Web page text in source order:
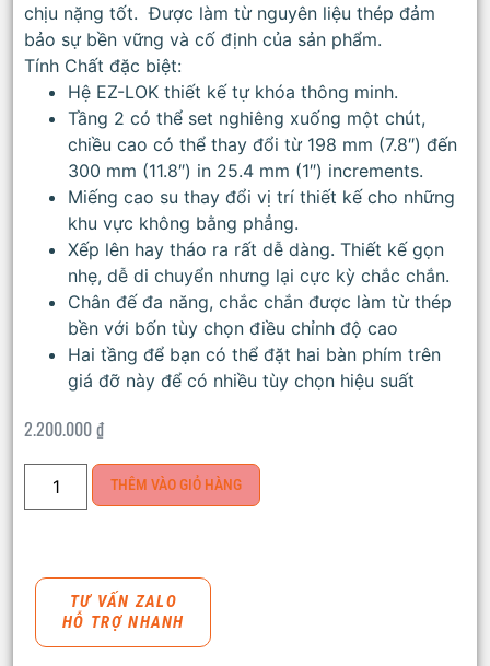
chịu nặng tốt. Được làm từ nguyên liệu thép đảm
bảo sự bền vững và cố định của sản phẩm.
Tính Chất đặc biệt:
Hệ EZ-LOK thiết kế tự khóa thông minh.
Tầng 2 có thể set nghiêng xuống một chút,
chiều cao có thể thay đổi từ 198 mm (7.8″) đến
300 mm (11.8″) in 25.4 mm (1″) increments.
Miếng cao su thay đổi vị trí thiết kế cho những
khu vực không bằng phẳng.
Xếp lên hay tháo ra rất dễ dàng. Thiết kế gọn
nhẹ, dễ di chuyển nhưng lại cực kỳ chắc chắn.
Chân đế đa năng, chắc chắn được làm từ thép
bền với bốn tùy chọn điều chỉnh độ cao
Hai tầng để bạn có thể đặt hai bàn phím trên
giá đỡ này để có nhiều tùy chọn hiệu suất
2.200.000₫
THÊM VÀO GIỎ HÀNG
TƯ VẤN ZALO
HỖ TRỢ NHANH